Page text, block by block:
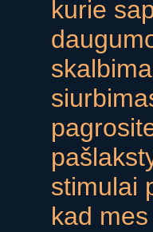
kurie
stimulai
kad